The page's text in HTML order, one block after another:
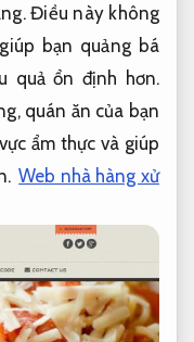
Điều này không
bạn quảng bá
quả ổn định hơn.
quán ăn của bạn
ẩm thực và giúp
Web nhà hàng xử